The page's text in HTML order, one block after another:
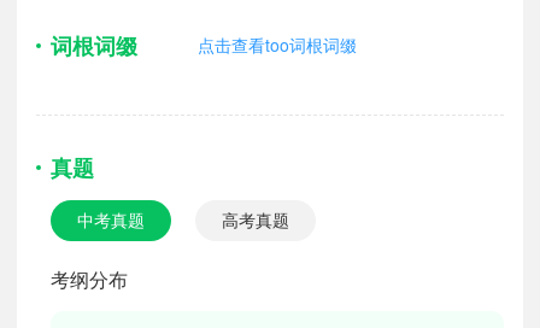
词根词缀 点击查看too词根词缀
真题
中考真题 高考真题
考纲分布